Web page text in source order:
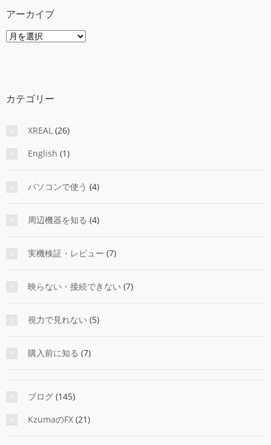
アーカイブ
ア
カテゴリー
XREAL (26)
English (1)
パソコンで使う (4)
周辺機器を知る (4)
実機検証・レビュー (7)
映らない・接続できない (7)
視力で見れない (5)
購入前に知る (7)
ブログ (145)
KzumaのFX (21)